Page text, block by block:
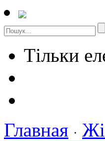
Тільки
Главная ·